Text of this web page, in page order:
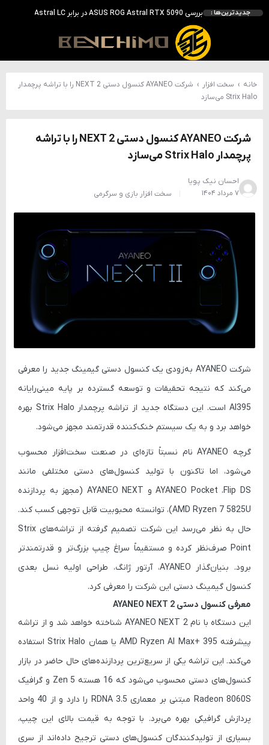
جدیدترین‌ها :
بررسی ASUS ROG Astral RTX 5090 در برابر Astral LC؛ آیا کارت گرافیک خنک‌تر واقعاً سریع‌تر است؟
احتمال معرفی GeForce RTX 5070 SUPER با حافظه 18 گیگابایتی؛ ارتقای محسوس نسبت به مدل استاندارد
انویدیا DLSS 5 را با سه مدل هوش مصنوعی معرفی کرد؛ انتقادهای اولیه نتیجه داد
انویدیا پردازنده 88 هسته‌ای Vera را معرفی کرد؛ CPU اختصاصی برای نسل بعدی هوش مصنوعی
خانه › سخت افزار ›
شرکت AYANEO کنسول دستی NEXT 2 را با تراشه پرچمدار
Strix Halo می‌سازد
شرکت AYANEO کنسول دستی NEXT 2 را با تراشه
پرچمدار Strix Halo می‌سازد
احسان نیک پویا
۷ مرداد ۱۴۰۴
سخت افزار بازی و سرگرمی
شرکت AYANEO به‌زودی یک کنسول دستی گیمینگ جدید را معرفی
می‌کند که نتیجه تحقیقات و توسعه گسترده بر پایه مینی‌رایانه
AI395 است. این دستگاه جدید از تراشه پرچمدار
Strix Halo بهره
خواهد برد و به یک سیستم خنک‌کننده قدرتمند مجهز می‌شود.
گرچه AYANEO نام نسبتاً تازه‌ای در صنعت سخت‌افزار محسوب
می‌شود، اما تاکنون با تولید کنسول‌های دستی مختلفی مانند
AYANEO Pocket ،Flip DS و AYANEO NEXT (مجهز به پردازنده
AMD Ryzen 7 5825U)، توانسته محبوبیت قابل توجهی کسب کند.
حال به نظر می‌رسد این شرکت تصمیم گرفته از تراشه‌های Strix
Point صرف‌نظر کرده و مستقیماً سراغ چیپ بزرگ‌تر و قدرتمندتر
برود. بنیان‌گذار AYANEO،
آرتور ژانگ، طراحی اولیه نسل بعدی
کنسول گیمینگ دستی این شرکت را معرفی کرد.
معرفی کنسول دستی AYANEO NEXT 2
این دستگاه با نامAYANEO NEXT 2 شناخته خواهد شد و از تراشه
پیشرفته AMD Ryzen AI Max+ 395یا همان Strix Haloاستفاده
می‌کند. این تراشه یکی از سریع‌ترین پردازنده‌های حال حاضر در بازار
کنسول‌های دستی محسوب می‌شود که 16 هسته Zen 5 و گرافیک
Radeon 8060S مبتنی بر معماری RDNA 3.5 را دارد و از 40 واحد
پردازش گرافیکی بهره می‌برد. با توجه به قیمت بالای این چیپ،
بسیاری از تولیدکنندگان کنسول‌های دستی ترجیح داده‌اند از سری